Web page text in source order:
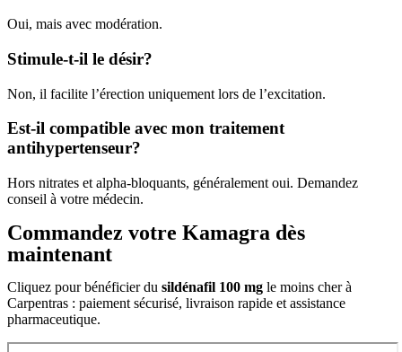
Oui, mais avec modération.
Stimule-t-il le désir?
Non, il facilite l’érection uniquement lors de l’excitation.
Est-il compatible avec mon traitement
antihypertenseur?
Hors nitrates et alpha-bloquants, généralement oui. Demandez
conseil à votre médecin.
Commandez votre Kamagra dès
maintenant
Cliquez pour bénéficier du sildénafil 100 mg le moins cher à
Carpentras : paiement sécurisé, livraison rapide et assistance
pharmaceutique.